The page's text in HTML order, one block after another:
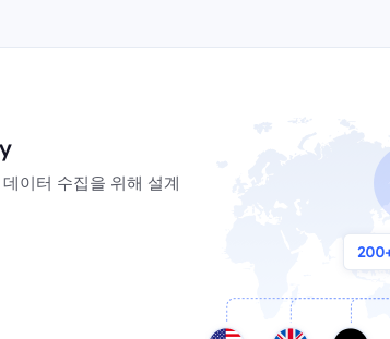
이터 수집을 위해 설계